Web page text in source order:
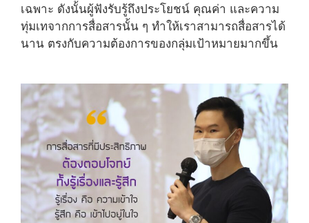
เฉพาะ ดังนั้นผู้ฟังรับรู้ถึงประโยชน์ คุณค่า และความ
ทุ่มเทจากการสื่อสารนั้น ๆ ทำให้เราสามารถสื่อสารได้
นาน ตรงกับความต้องการของกลุ่มเป้าหมายมากขึ้น